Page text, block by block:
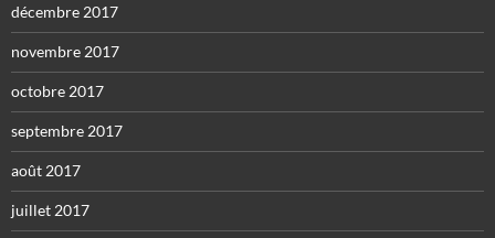
décembre 2017
novembre 2017
octobre 2017
septembre 2017
août 2017
juillet 2017